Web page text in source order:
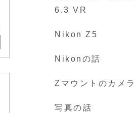
6.3 VR
Nikon Z5
Nikonの話
Zマウントのカメ
写真の話